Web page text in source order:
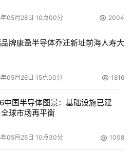
ups 1000的人机界面设置的
更换指示等详细信息，使我拥有
里之外”的感觉。
后，通过与同业的设备进行比
了这种UPS的好处，不仅让我没
们老板看着永不“掉线”的销售业
05月28日 10点00分 2004
牌康盈半导体乔迁新址前海人寿大
05月26日 15点00分 1816
中国半导体图景：基础设施已建
球市场再平衡
05月26日 10点30分 1008